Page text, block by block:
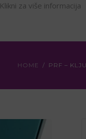
Klikni za više informacija
HOME PRF –